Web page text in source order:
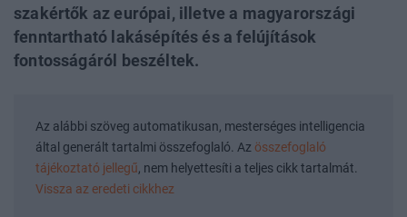
szakértők az európai, illetve a magyarországi
fenntartható lakásépítés és a felújítások
fontosságáról beszéltek.
Az alábbi szöveg automatikusan, mesterséges intelligencia
által generált tartalmi összefoglaló. Az összefoglaló
tájékoztató jellegű, nem helyettesíti a teljes cikk tartalmát.
Vissza az eredeti cikkhez